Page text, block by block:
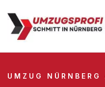
UMZUG NÜRNBERG